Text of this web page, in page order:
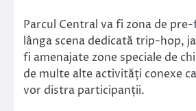
Parcul Central va fi zona de
lânga scena dedicată trip-hop,
fi amenajate zone speciale de
de multe alte activități conexe
vor distra participanții.